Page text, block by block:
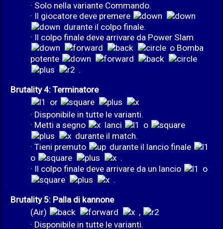
· Solo nella variante Commando.
· Il giocatore deve premere
durante il colpo finale.
· Il colpo finale deve arrivare da Power Slam
o Bomba
potente
.
Brutality 4: Terminatore
or
· Disponibile in tutte le varianti.
· Metti a segno
lanci
o
durante il match.
· Tieni premuto
durante il lancio finale
o
.
· Il colpo finale deve arrivare da un lancio
o
.
Brutality 5: Palla di kannone
(Air)
,
· Disponibile in tutte le varianti.